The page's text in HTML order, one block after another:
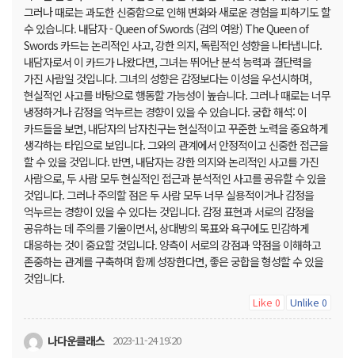
그러나 때로는 과도한 신중함으로 인해 변화와 새로운 경험을 피하기도 할
수 있습니다. 내담자 - Queen of Swords (검의 여왕) The Queen of
Swords 카드는 논리적인 사고, 강한 의지, 독립적인 성향을 나타냅니다.
내담자로서 이 카드가 나왔다면, 그녀는 뛰어난 분석 능력과 결단력을
가진 사람일 것입니다. 그녀의 성향은 감정보다는 이성을 우선시하며,
현실적인 사고를 바탕으로 행동할 가능성이 높습니다. 그러나 때로는 너무
냉정하거나 감정을 억누르는 경향이 있을 수 있습니다. 궁합 해석: 이
카드들을 보면, 내담자의 남자친구는 현실적이고 꾸준한 노력을 중요하게
생각하는 타입으로 보입니다. 그와의 관계에서 안정적이고 신중한 접근을
할 수 있을 것입니다. 반면, 내담자는 강한 의지와 논리적인 사고를 가진
사람으로, 두 사람 모두 현실적인 접근과 분석적인 사고를 공유할 수 있을
것입니다. 그러나 주의할 점은 두 사람 모두 너무 실용적이거나 감정을
억누르는 경향이 있을 수 있다는 것입니다. 감정 표현과 서로의 감정을
공유하는 데 주의를 기울이면서, 상대방의 목표와 욕구에도 민감하게
대응하는 것이 중요할 것입니다. 양측이 서로의 강점과 약점을 이해하고
존중하는 관계를 구축하며 함께 성장한다면, 좋은 궁합을 형성할 수 있을
것입니다.
Like 0 Unlike 0
나다운클래스 2023-11-24 19:20